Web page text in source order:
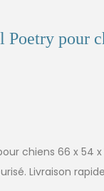
pour
chiens 66 x 54
Livraison